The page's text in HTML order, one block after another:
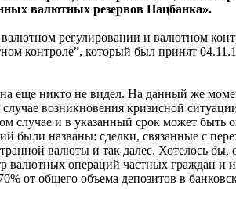
валютных резервов Нацбанка».
регулировании и валютном
контроле”, который был принят
еще никто не видел. На данный же
возникновения кризисной
и в указанный срок может быть
названы: сделки, связанные с
валюты и так далее. Хотелось бы,
валютных операций частных
от общего объема депозитов в